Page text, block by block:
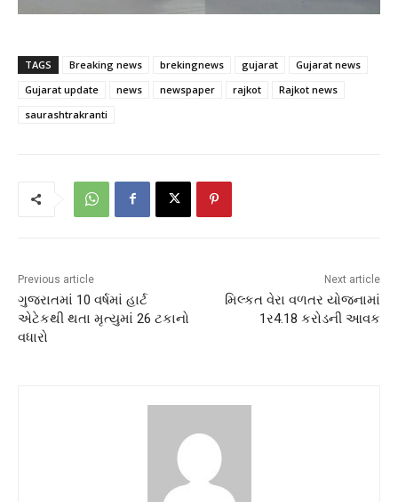
TAGS Breaking news brekingnews gujarat
Gujarat news
Gujarat update
news newspaper rajkot
Rajkot news
saurashtrakranti
Previous article
ગુજરાતમાં 10 વર્ષમાં હાર્ટ
એટેકથી થતા મૃત્યુમાં 26 ટકાનો
વધારો
Next article
મિલ્કત વેરા વળતર યોજનામાં
1ર4.18 કરોડની આવક